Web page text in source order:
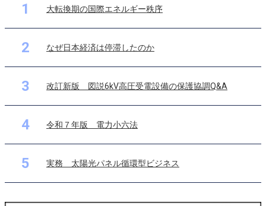
1 大転換期の国際エネルギー秩序
2 なぜ日本経済は停滞したのか
3 改訂新版 図説6kV高圧受電設備の保護協調Q&A
4 令和７年版 電力小六法
5 実務 太陽光パネル循環型ビジネス